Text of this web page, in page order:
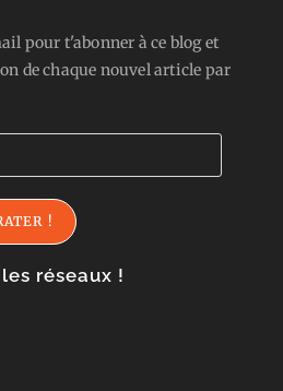
pour t'abonner à ce blog et
de chaque nouvel article par
!
réseaux !